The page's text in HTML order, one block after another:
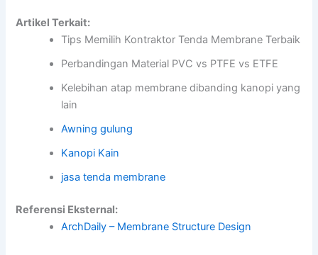
Artikel Terkait:
Tips Memilih Kontraktor Tenda Membrane Terbaik
Perbandingan Material PVC vs PTFE vs ETFE
Kelebihan atap membrane dibanding kanopi yang
lain
Awning gulung
Kanopi Kain
jasa tenda membrane
Referensi Eksternal:
ArchDaily – Membrane Structure Design